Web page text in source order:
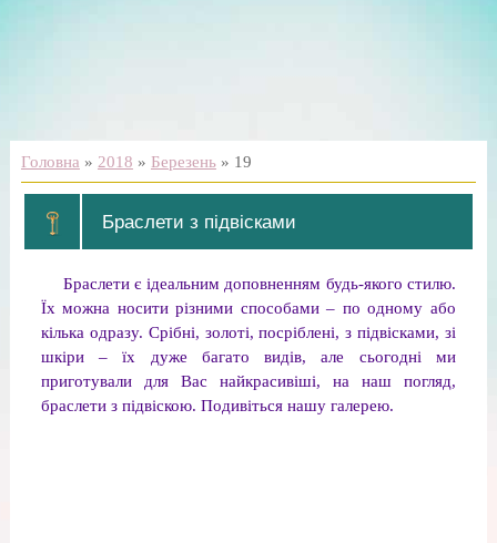
Головна » 2018 » Березень » 19
Браслети з підвісками
Браслети є ідеальним доповненням будь-якого стилю.
Їх можна носити різними способами – по одному або
кілька одразу. Срібні, золоті, посріблені, з підвісками, зі
шкіри – їх дуже багато видів, але сьогодні ми
приготували для Вас найкрасивіші, на наш погляд,
браслети з підвіскою. Подивіться нашу галерею.